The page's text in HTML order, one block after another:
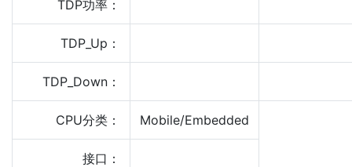
TDP功率：
TDP_Up：
TDP_Down：
CPU分类： Mobile/Embedded
接口：